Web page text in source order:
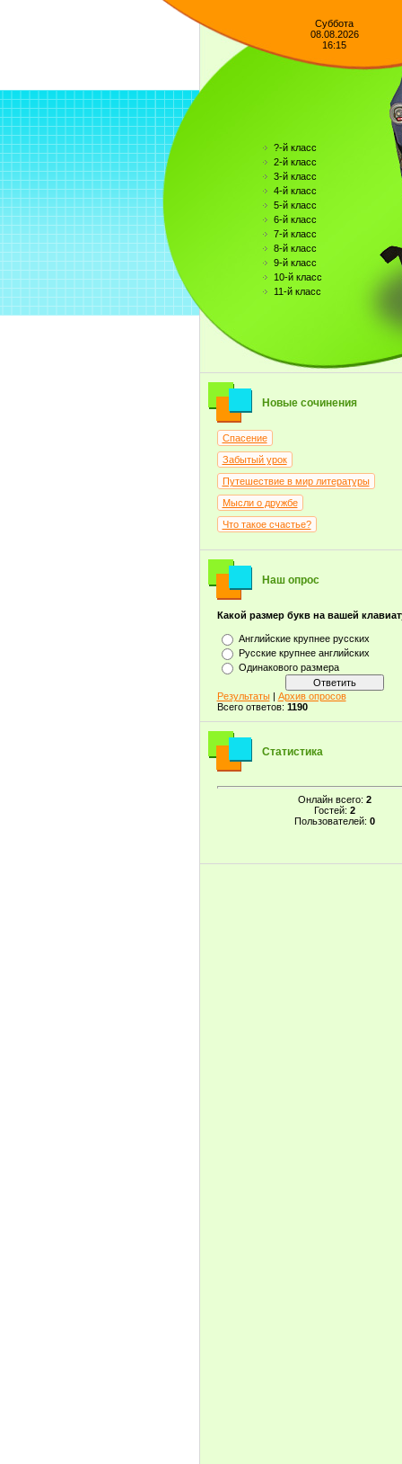
Суббота
08.08.2026
16:15
?-й класс
2-й класс
3-й класс
4-й класс
5-й класс
6-й класс
7-й класс
8-й класс
9-й класс
10-й класс
11-й класс
Новые сочинения
Спасение
Забытый урок
Путешествие в мир литературы
Мысли о дружбе
Что такое счастье?
Наш опрос
Какой размер букв на вашей
Английские крупнее русских
Русские крупнее английских
Одинакового размера
Результаты| Архив опросов
Всего ответов: 1190
Статистика
Онлайн всего: 2
Гостей: 2
Пользователей: 0